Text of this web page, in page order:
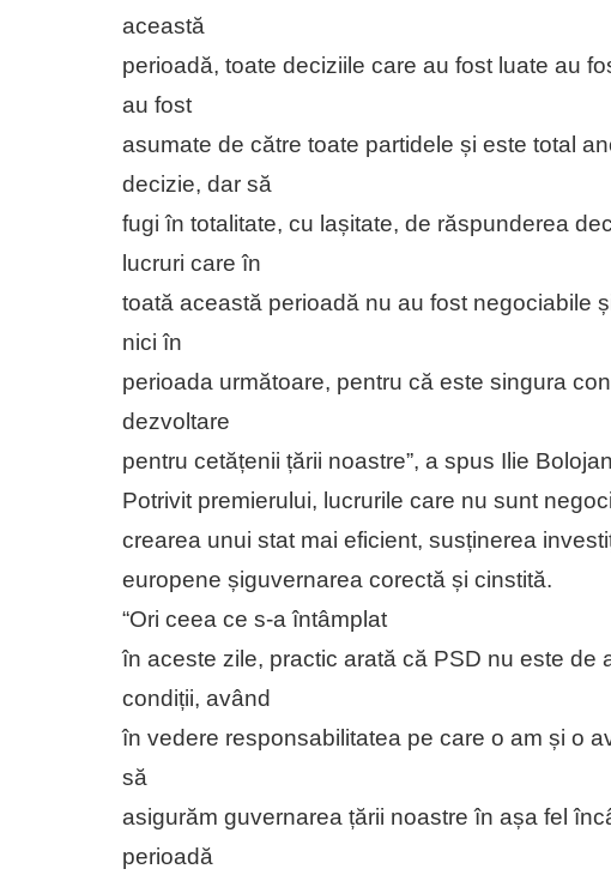
această
perioadă, toate deciziile care au fost luate au
au fost
asumate de către toate partidele și este total
decizie, dar să
fugi în totalitate, cu lașitate, de răspunderea
lucruri care în
toată această perioadă nu au fost negociabile
nici în
perioada următoare, pentru că este singura
dezvoltare
pentru cetățenii țării noastre”, a spus Ilie
Potrivit premierului, lucrurile care nu sunt
crearea unui stat mai eficient, susținerea
europene șiguvernarea corectă și cinstită.
“Ori ceea ce s-a întâmplat
în aceste zile, practic arată că PSD nu este de
condiții, având
în vedere responsabilitatea pe care o am și o
să
asigurăm guvernarea țării noastre în așa fel
perioadă